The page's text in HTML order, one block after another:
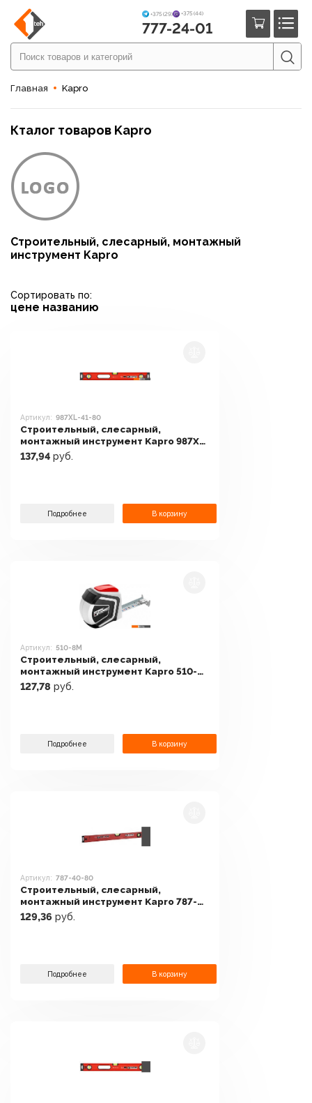
+375 (29) +375 (44)
777-24-01
Главная Kapro
Кталог товаров Kapro
Строительный, слесарный, монтажный
инструмент Kapro
Сортировать по:
цене названию
Артикул: 987XL-41-80
Строительный, слесарный,
монтажный инструмент Kapro 987XL-
41-80
137,94 руб.
Подробнее В корзину
Артикул: 510-8М
Строительный, слесарный,
монтажный инструмент Kapro 510-
8М
127,78 руб.
Подробнее В корзину
Артикул: 787-40-80
Строительный, слесарный,
монтажный инструмент Kapro 787-
40-80
129,36 руб.
Подробнее В корзину